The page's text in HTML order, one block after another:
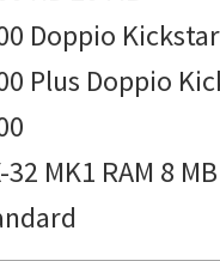
Doppio
Plus Doppio
MK1 RAM 8